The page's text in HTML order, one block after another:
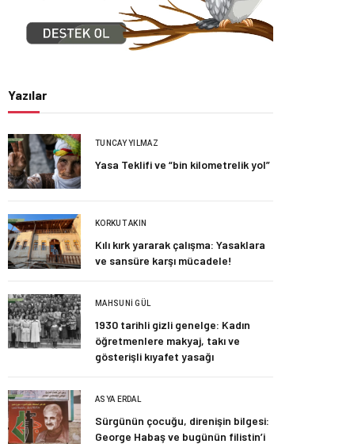
Yazılar
TUNCAY YILMAZ
Yasa Teklifi ve “bin kilometrelik yol”
KORKUT AKIN
Kılı kırk yararak çalışma: Yasaklara
ve sansüre karşı mücadele!
MAHSUNI GÜL
1930 tarihli gizli genelge: Kadın
öğretmenlere makyaj, takı ve
gösterişli kıyafet yasağı
ASYA ERDAL
Sürgünün çocuğu, direnişin bilgesi:
George Habaş ve bugünün filistin’i